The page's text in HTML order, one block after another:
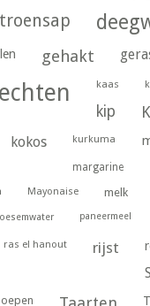
gehakt
kaas
kip
kokos kurkuma
margarine
Mayonaise melk
paneermeel
ras el hanout rijst